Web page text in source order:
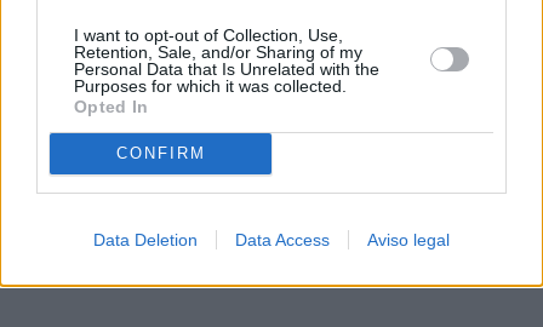
I want to opt-out of Collection, Use,
Retention, Sale, and/or Sharing of my
Personal Data that Is Unrelated with the
Purposes for which it was collected.
Opted In
CONFIRM
Data Deletion Data Access Aviso legal